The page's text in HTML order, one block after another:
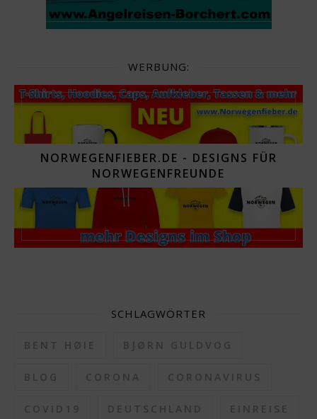
WERBUNG:
NORWEGENFIEBER.DE - DESIGNS FÜR
NORWEGENFREUNDE
SCHLAGWÖRTER
BENT HØIE BJØRN GULDVOG
BLOG CORONA CORONAVIRUS
COVID19 DEUTSCHLAND EINREISE